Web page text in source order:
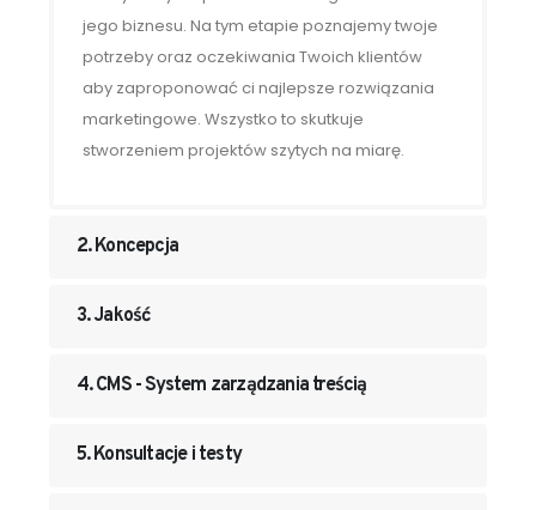
jego biznesu. Na tym etapie poznajemy twoje
potrzeby oraz oczekiwania Twoich klientów
aby zaproponować ci najlepsze rozwiązania
marketingowe. Wszystko to skutkuje
stworzeniem projektów szytych na miarę.
2. Koncepcja
3. Jakość
4. CMS - System zarządzania treścią
5. Konsultacje i testy